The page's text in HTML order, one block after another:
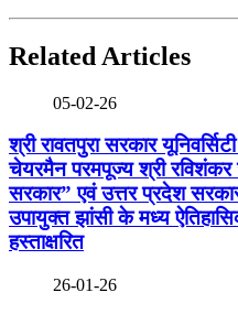
Related Articles
05-02-26
श्री रावतपुरा सरकार
चेयरमैन परमपूज्य श्री रविशंकर
सरकार” एवं उत्तर प्रदेश
उपायुक्त झांसी के मध्य
हस्ताक्षरित
26-01-26